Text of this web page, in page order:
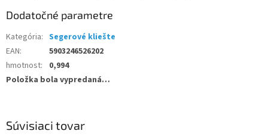
Súvisiaci tovar
Dodatočné parametre
Kategória: Segerové kliešte
EAN:
5903246526202
hmotnost:
0,994
Položka bola vypredaná…